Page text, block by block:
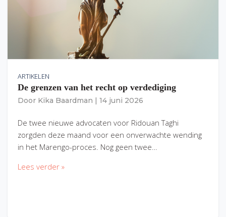
ARTIKELEN
De grenzen van het recht op verdediging
Door Kika Baardman 14 juni 2026
De twee nieuwe advocaten voor Ridouan Taghi
zorgden deze maand voor een onverwachte wending
in het Marengo-proces. Nog geen twee…
Lees verder »